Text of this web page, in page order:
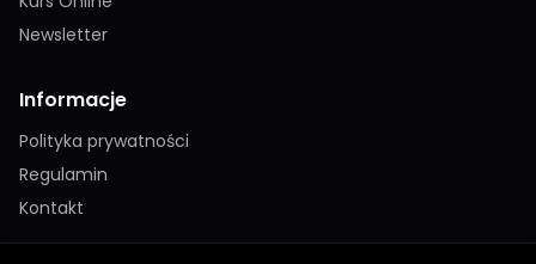
Newsletter
Informacje
Polityka prywatności
Regulamin
Kontakt